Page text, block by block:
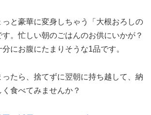
と豪華に変身しちゃう「大根おろしの
。忙しい朝のごはんのお供にいかが？
にお腹にたまりそうな1品です。
たら、捨てずに翌朝に持ち越して、納
食べてみませんか？